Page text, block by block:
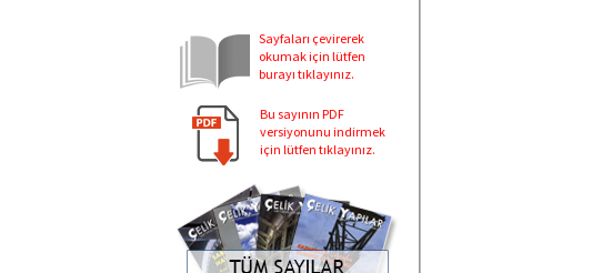
Sayfaları çevirerek
okumak için lütfen
burayı tıklayınız.
Bu sayının PDF
versiyonunu indirmek
için lütfen tıklayınız.